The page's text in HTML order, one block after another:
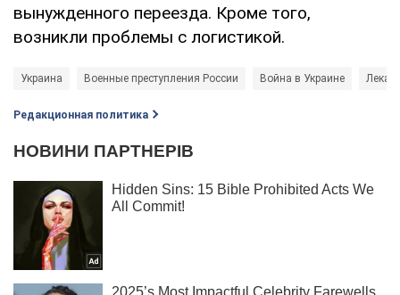
вынужденного переезда. Кроме того,
возникли проблемы с логистикой.
Украина Военные преступления России Война в Украине
Редакционная политика